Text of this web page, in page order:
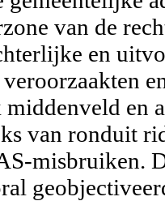
van de
en
veroorzaakten
middenveld en
van ronduit
misbruiken.